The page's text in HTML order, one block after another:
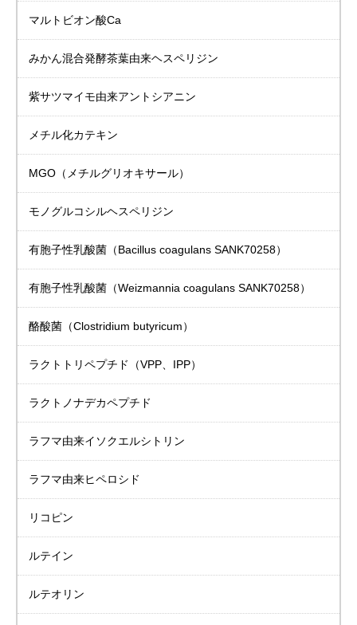
マルトビオン酸Ca
みかん混合発酵茶葉由来ヘスペリジン
紫サツマイモ由来アントシアニン
メチル化カテキン
MGO（メチルグリオキサール）
モノグルコシルヘスペリジン
有胞子性乳酸菌 （Bacillus coagulans SANK70258）
有胞子性乳酸菌 （Weizmannia coagulans SANK70258）
酪酸菌（Clostridium butyricum）
ラクトトリペプチド （VPP、IPP）
ラクトノナデカペプチド
ラフマ由来イソクエルシトリン
ラフマ由来ヒペロシド
リコピン
ルテイン
ルテオリン